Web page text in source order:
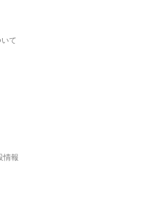
て
情報